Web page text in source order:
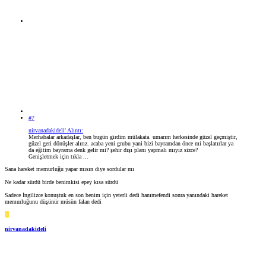
#7
nirvanadakideli' Alıntı:
Merhabalar arkadaşlar, ben bugün girdim mülakata. umarım herkesinde güzel geçmiştir,
güzel geri dönüşler alırız. acaba yeni grubu yani bizi bayramdan önce mi başlatırlar ya
da eğitim bayrama denk gelir mi? şehir dışı planı yapmalı mıyız sizce?
Genişletmek için tıkla ...
Sana hareket memurluğu yapar mısın diye sordular mı
Ne kadar sürdü birde benimkisi epey kısa sürdü
Sadece İngilizce konuştuk en son benim için yeterli dedi hanımefendi sonra yanındaki hareket
memurluğunu düşünür müsün falan dedi
N
nirvanadakideli